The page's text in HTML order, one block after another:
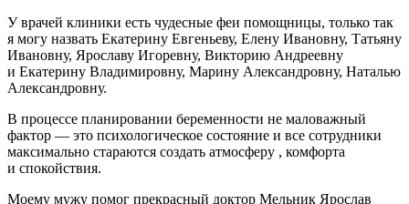
У врачей клиники есть чудесные феи помощницы, только так
я могу назвать Екатерину Евгеньеву, Елену Ивановну, Татьяну
Ивановну, Ярославу Игоревну, Викторию Андреевну
и Екатерину Владимировну, Марину Александровну, Наталью
Александровну.
В процессе планировании беременности не маловажный
фактор — это психологическое состояние и все сотрудники
максимально стараются создать атмосферу , комфорта
и спокойствия.
Моему мужу помог прекрасный доктор Мельник Ярослав